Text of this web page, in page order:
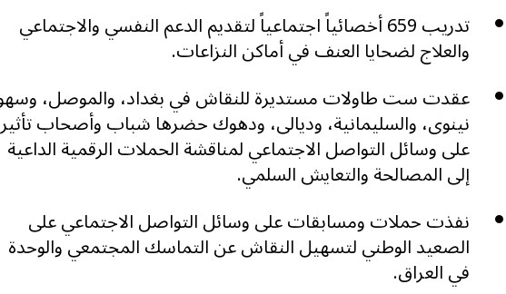
تدريب 659 أخصائياً اجتماعياً لتقديم الدعم النفسي والاجتماعي
والعلاج لضحايا العنف في أماكن النزاعات.
عقدت ست طاولات مستديرة للنقاش في بغداد، والموصل،
نينوى، والسليمانية، وديالى، ودهوك حضرها شباب وأصحاب تأثير
على وسائل التواصل الاجتماعي لمناقشة الحملات الرقمية الداعية
إلى المصالحة والتعايش السلمي.
نفذت حملات ومسابقات على وسائل التواصل الاجتماعي على
الصعيد الوطني لتسهيل النقاش عن التماسك المجتمعي والوحدة
في العراق.